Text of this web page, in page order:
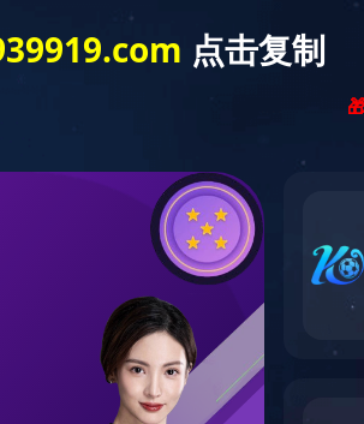
新闻资讯 华体会体育（中国）